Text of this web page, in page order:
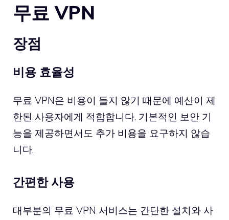
무료 VPN
장점
비용 효율성
무료 VPN은 비용이 들지 않기 때문에 예산이 제
한된 사용자에게 적합합니다. 기본적인 보안 기
능을 제공하면서도 추가 비용을 요구하지 않습
니다.
간편한 사용
대부분의 무료 VPN 서비스는 간단한 설치와 사